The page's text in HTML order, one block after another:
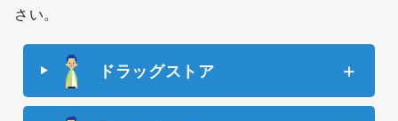
さい。
ドラッグストア